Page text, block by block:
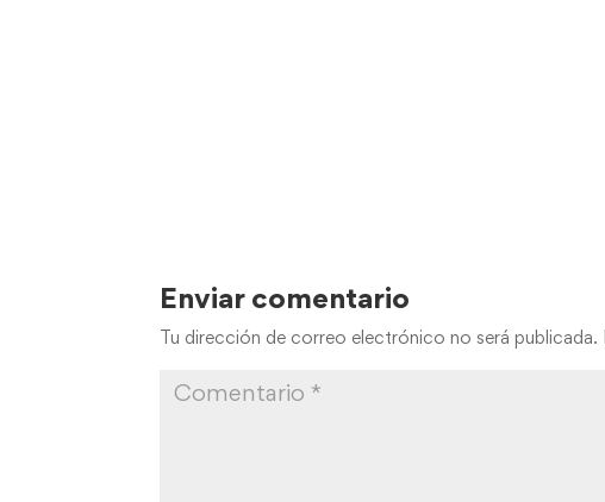
Enviar comentario
Tu dirección de correo electrónico no será publicada.